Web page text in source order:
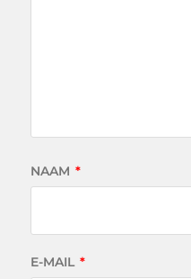
NAAM *
E-MAIL *